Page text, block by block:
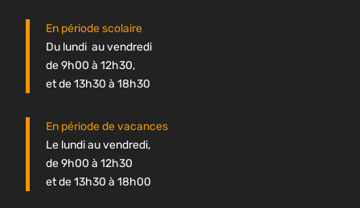
En période scolaire
Du lundi au vendredi
de 9h00 à 12h30,
et de 13h30 à 18h30
En période de vacances
Le lundi au vendredi,
de 9h00 à 12h30
et de 13h30 à 18h00